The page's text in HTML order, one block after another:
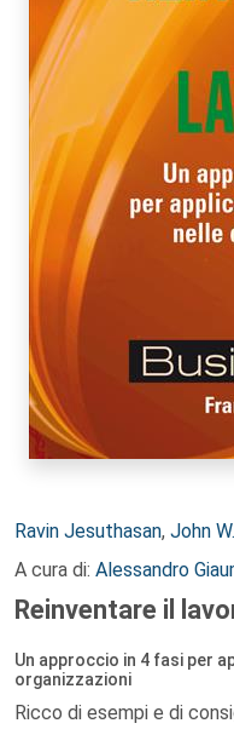
Autori:
Ravin Jesuthasan, John
A cura di: Alessandro
Reinventare il
Un approccio in 4 fasi per
organizzazioni
Ricco di esempi e di